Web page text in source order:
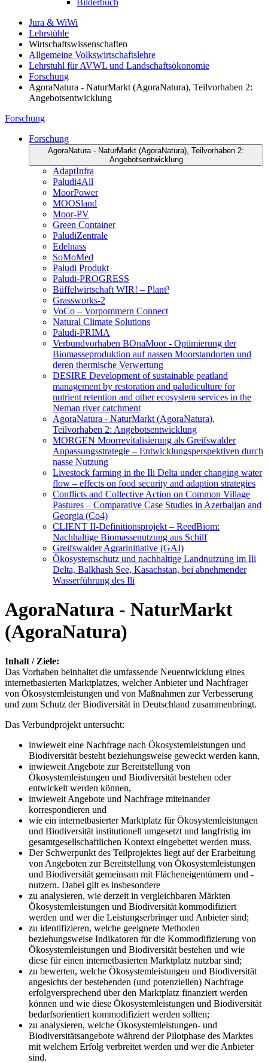
Bilderbuch
Jura & WiWi
Lehrstühle
Wirtschaftswissenschaften
Allgemeine Volkswirtschaftslehre
Lehrstuhl für AVWL und Landschaftsökonomie
Forschung
AgoraNatura - NaturMarkt (AgoraNatura), Teilvorhaben 2:
Angebotsentwicklung
Forschung
Forschung
AgoraNatura - NaturMarkt (AgoraNatura), Teilvorhaben 2:
Angebotsentwicklung
AdaptInfra
Paludi4All
MoorPower
MOOSland
Moor-PV
Green Container
PaludiZentrale
Edelnass
SoMoMed
Paludi Produkt
Paludi-PROGRESS
Büffelwirtschaft WIR! – Plant³
Grassworks-2
VoCo – Vorpommern Connect
Natural Climate Solutions
Paludi-PRIMA
Verbundvorhaben BOnaMoor - Optimierung der
Biomasseproduktion auf nassen Moorstandorten und
deren thermische Verwertung
DESIRE Development of sustainable peatland
management by restoration and paludiculture for
nutrient retention and other ecosystem services in the
Neman river catchment
AgoraNatura - NaturMarkt (AgoraNatura),
Teilvorhaben 2: Angebotsentwicklung
MORGEN Moorrevitalisierung als Greifswalder
Anpassungsstrategie – Entwicklungsperspektiven durch
nasse Nutzung
Livestock farming in the Ili Delta under changing water
flow – effects on food security and adaption strategies
Conflicts and Collective Action on Common Village
Pastures – Comparative Case Studies in Azerbaijan and
Georgia (Co4)
CLIENT II-Definitionsprojekt – ReedBiom:
Nachhaltige Biomassenutzung aus Schilf
Greifswalder Agrarinitiative (GAI)
Ökosystemschutz und nachhaltige Landnutzung im Ili
Delta, Balkhash See, Kasachstan, bei abnehmender
Wasserführung des Ili
AgoraNatura - NaturMarkt
(AgoraNatura)
Inhalt / Ziele:
Das Vorhaben beinhaltet die umfassende Neuentwicklung eines
internetbasierten Marktplatzes, welcher Anbieter und Nachfrager
von Ökosystemleistungen und von Maßnahmen zur Verbesserung
und zum Schutz der Biodiversität in Deutschland zusammenbringt.
Das Verbundprojekt untersucht:
inwieweit eine Nachfrage nach Ökosystemleistungen und
Biodiversität besteht beziehungsweise geweckt werden kann,
inwieweit Angebote zur Bereitstellung von
Ökosystemleistungen und Biodiversität bestehen oder
entwickelt werden können,
inwieweit Angebote und Nachfrage miteinander
korrespondieren und
wie ein internetbasierter Marktplatz für Ökosystemleistungen
und Biodiversität institutionell umgesetzt und langfristig im
gesamtgesellschaftlichen Kontext eingebettet werden muss.
Der Schwerpunkt des Teilprojektes liegt auf der Erarbeitung
von Angeboten zur Bereitstellung von Ökosystemleistungen
und Biodiversität gemeinsam mit Flächeneigentümern und -
nutzern. Dabei gilt es insbesondere
zu analysieren, wie derzeit in vergleichbaren Märkten
Ökosystemleistungen und Biodiversität kommodifiziert
werden und wer die Leistungserbringer und Anbieter sind;
zu identifizieren, welche geeignete Methoden
beziehungsweise Indikatoren für die Kommodifizierung von
Ökosystemleistungen und Biodiversität bestehen und wie
diese für einen internetbasierten Marktplatz nutzbar sind;
zu bewerten, welche Ökosystemleistungen und Biodiversität
angesichts der bestehenden (und potenziellen) Nachfrage
erfolgversprechend über den Marktplatz finanziert werden
können und wie diese Ökosystemleistungen und Biodiversität
bedarfsorientiert kommodifiziert werden sollten;
zu analysieren, welche Ökosystemleistungen- und
Biodiversitätsangebote während der Pilotphase des Marktes
mit welchem Erfolg verbreitet werden und wer die Anbieter
sind.